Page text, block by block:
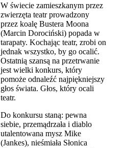
W świecie zamieszkanym przez
zwierzęta teatr prowadzony
przez koalę Bustera Moona
(Marcin Dorociński) popada w
tarapaty. Kochając teatr, zrobi on
jednak wszystko, by go ocalić.
Ostatnią szansą na przetrwanie
jest wielki konkurs, który
pomoże odnaleźć najpiękniejszy
głos świata. Głos, który ocali
teatr.
Do konkursu staną: pewna
siebie, przemądrzała i diablo
utalentowana mysz Mike
(Jankes), nieśmiała Słonica